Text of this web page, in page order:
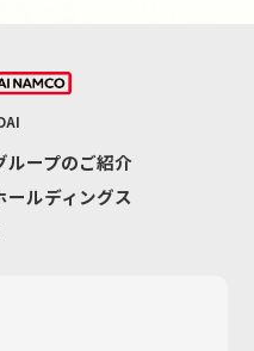
ループのご紹介
ールディングス